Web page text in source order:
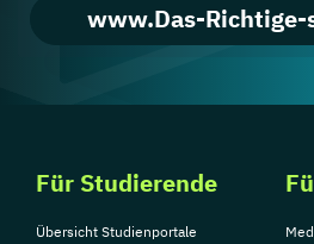
www.Das-
Für Studierende
Übersicht Studienportale